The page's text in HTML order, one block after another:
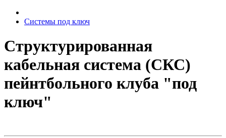
Системы под ключ
Структурированная
кабельная система (СКС)
пейнтбольного клуба "под
ключ"